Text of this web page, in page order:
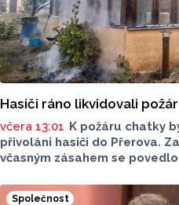
Hasiči ráno likvidovali
včera 13:01 K požáru chatky
přivoláni hasiči do Přerova.
včasným zásahem se
Společnost